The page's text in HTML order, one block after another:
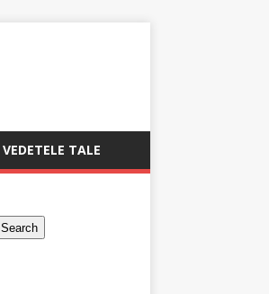
VEDETELE TALE
Search